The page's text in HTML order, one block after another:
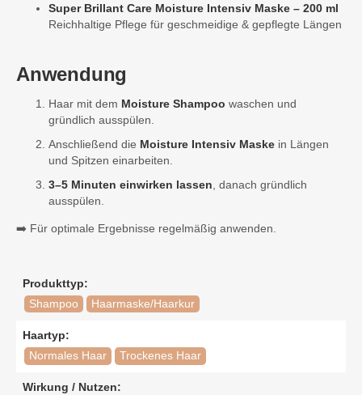
Super Brillant Care Moisture Intensiv Maske – 200 ml
Reichhaltige Pflege für geschmeidige & gepflegte Längen
Anwendung
Haar mit dem Moisture Shampoo waschen und
gründlich ausspülen.
Anschließend die Moisture Intensiv Maske in Längen
und Spitzen einarbeiten.
3–5 Minuten einwirken lassen , danach gründlich
ausspülen.
➡️ Für optimale Ergebnisse regelmäßig anwenden.
Produkttyp:
Shampoo Haarmaske/Haarkur
Haartyp:
Normales Haar Trockenes Haar
Wirkung / Nutzen: